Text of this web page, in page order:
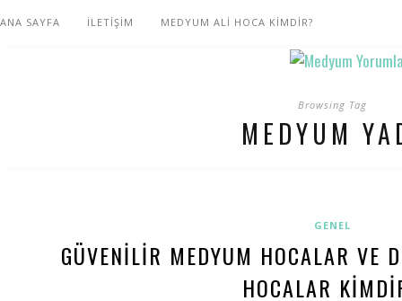
ANA SAYFA İLETİŞİM MEDYUM ALİ HOCA KİMDİR?
Browsing Tag
MEDYUM
GENEL
GÜVENILIR MEDYUM HOCALAR VE
HOCALAR